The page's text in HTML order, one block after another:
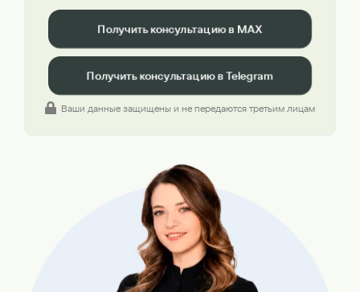
Получить консультацию в MAX
Получить консультацию в Telegram
Ваши данные защищены и не передаются третьим лицам